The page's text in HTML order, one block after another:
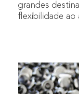
grandes
flexibilidade ao